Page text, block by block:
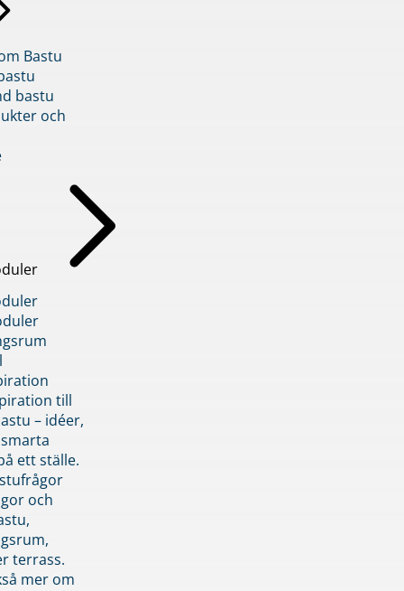
Bastu
bastu
och
till
– idéer,
ett ställe.
och
terrass.
mer om